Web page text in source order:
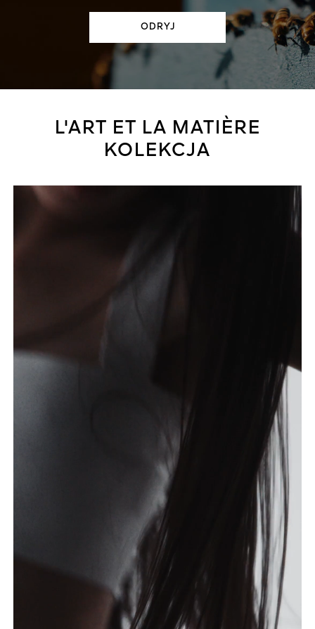
ODRYJ​
L'ART ET LA MATIÈRE
KOLEKCJA